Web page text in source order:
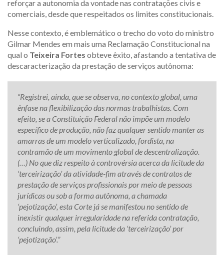
reforçar a autonomia da vontade nas contratações civis e
comerciais, desde que respeitados os limites constitucionais.
Nesse contexto, é emblemático o trecho do voto do ministro
Gilmar Mendes em mais uma Reclamação Constitucional na
qual o Teixeira Fortes obteve êxito, afastando a tentativa de
descaracterização da prestação de serviços autônoma:
“Registrei, ainda, que se observa, no contexto global, uma
ênfase na flexibilização das normas trabalhistas. Com
efeito, se a Constituição Federal não impõe um modelo
específico de produção, não faz qualquer sentido manter as
amarras de um modelo verticalizado, fordista, na
contramão de um movimento global de descentralização.
(…) No que diz respeito à controvérsia acerca da licitude da
‘terceirização’ da atividade-fim através de contratos de
prestação de serviços profissionais por meio de pessoas
jurídicas ou sob a forma autônoma, a chamada
‘pejotização’, esta Corte já se manifestou no sentido de
inexistir qualquer irregularidade na referida contratação,
concluindo, assim, pela licitude da ‘terceirização’ por
‘pejotização’.”